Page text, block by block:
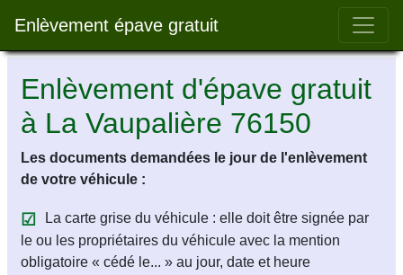
Enlèvement épave gratuit Bar
Enlèvement d'épave gratuit
à La Vaupalière 76150
Les documents demandées le jour de l'enlèvement
de votre véhicule :
La carte grise du véhicule : elle doit être signée par
le ou les propriétaires du véhicule avec la mention
obligatoire « cédé le... » au jour, date et heure